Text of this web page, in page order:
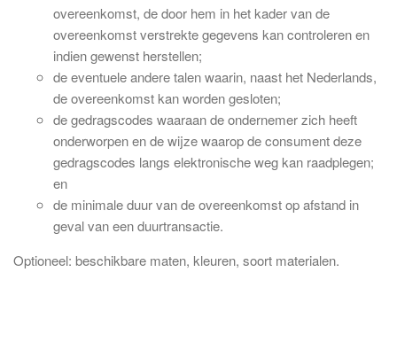
overeenkomst, de door hem in het kader van de
overeenkomst verstrekte gegevens kan controleren en
indien gewenst herstellen;
de eventuele andere talen waarin, naast het Nederlands,
de overeenkomst kan worden gesloten;
de gedragscodes waaraan de ondernemer zich heeft
onderworpen en de wijze waarop de consument deze
gedragscodes langs elektronische weg kan raadplegen;
en
de minimale duur van de overeenkomst op afstand in
geval van een duurtransactie.
Optioneel: beschikbare maten, kleuren, soort materialen.